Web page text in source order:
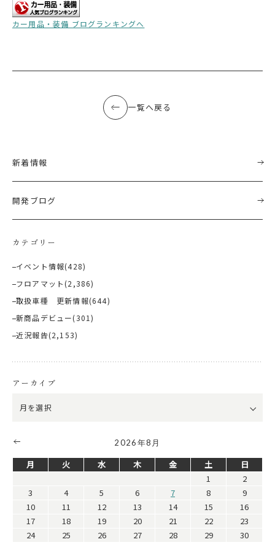
カー用品・装備 ブログランキングへ
一覧へ戻る
新着情報
開発ブログ
カテゴリー
イベント情報(428)
フロアマット (2,386)
取扱車種 更新情報(644)
新商品デビュー(301)
近況報告(2,153)
アーカイブ
2026年8月
月 火 水 木 金 土
日
1
2
3
4 5 6 7 8
9
10
11 12 13 14 15
16
17
18 19 20 21 22
23
24
25 26 27 28 29
30